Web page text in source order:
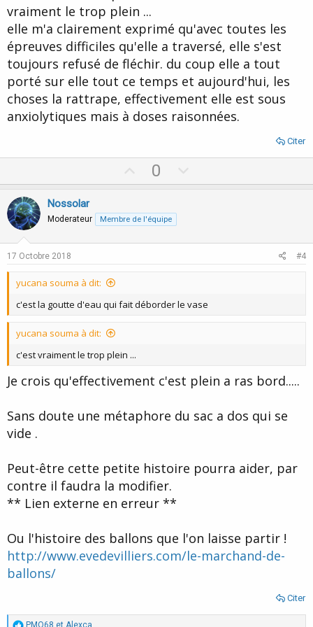
vraiment le trop plein ...
elle m'a clairement exprimé qu'avec toutes les
épreuves difficiles qu'elle a traversé, elle s'est
toujours refusé de fléchir. du coup elle a tout
porté sur elle tout ce temps et aujourd'hui, les
choses la rattrape, effectivement elle est sous
anxiolytiques mais à doses raisonnées.
Citer
p
o
0
o
Nossolar
Moderateur Membre de l'équipe
17 Octobre 2018 #4
yucana souma à dit:
c'est la goutte d'eau qui fait déborder le vase
yucana souma à dit:
c'est vraiment le trop plein ...
Je crois qu'effectivement c'est plein a ras bord.....
Sans doute une métaphore du sac a dos qui se
vide .
Peut-être cette petite histoire pourra aider, par
contre il faudra la modifier.
** Lien externe en erreur **
Ou l'histoire des ballons que l'on laisse partir !
http://www.evedevilliers.com/le-marchand-de-
ballons/
Citer
RPMO68 et Alexca